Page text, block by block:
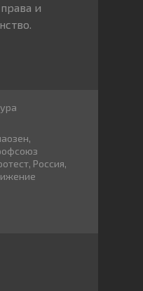
и
,
, Россия,